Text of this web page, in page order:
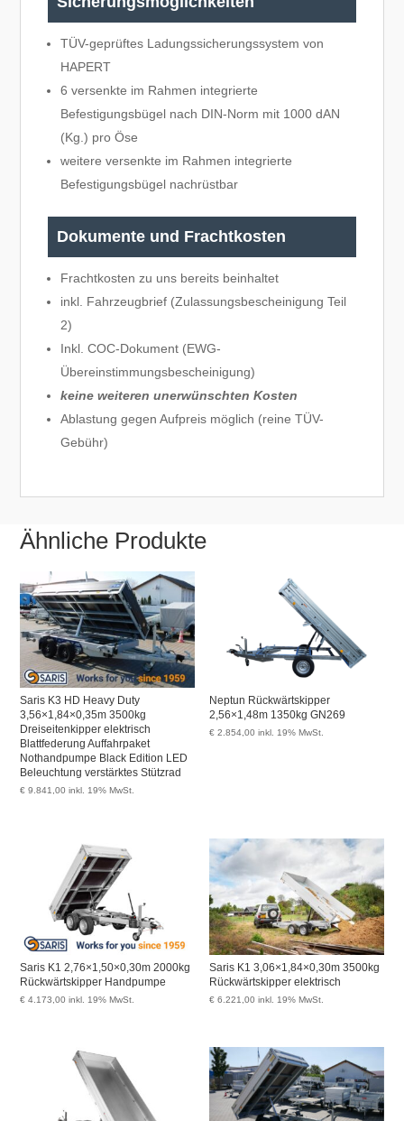
TÜV-geprüftes Ladungssicherungssystem von
HAPERT
6 versenkte im Rahmen integrierte
Befestigungsbügel nach DIN-Norm mit 1000 dAN
(Kg.) pro Öse
weitere versenkte im Rahmen integrierte
Befestigungsbügel nachrüstbar
Dokumente und Frachtkosten
Frachtkosten zu uns bereits beinhaltet
inkl. Fahrzeugbrief (Zulassungsbescheinigung Teil
2)
Inkl. COC-Dokument (EWG-
Übereinstimmungsbescheinigung)
keine weiteren unerwünschten Kosten
Ablastung gegen Aufpreis möglich (reine TÜV-
Gebühr)
Ähnliche Produkte
Saris K3 HD Heavy Duty
3,56×1,84×0,35m 3500kg
Dreiseitenkipper elektrisch
Blattfederung Auffahrpaket
Nothandpumpe Black Edition LED
Beleuchtung verstärktes Stützrad
€ 9.841,00 inkl. 19% MwSt.
Neptun Rückwärtskipper
2,56×1,48m 1350kg GN269
€ 2.854,00 inkl. 19% MwSt.
Saris K1 2,76×1,50×0,30m 2000kg
Rückwärtskipper Handpumpe
€ 4.173,00 inkl. 19% MwSt.
Saris K1 3,06×1,84×0,30m 3500kg
Rückwärtskipper elektrisch
€ 6.221,00 inkl. 19% MwSt.